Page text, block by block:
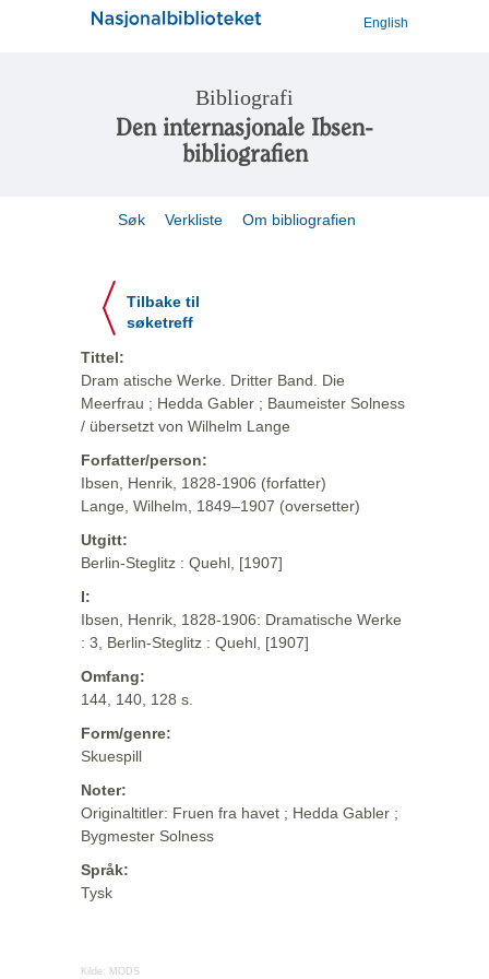
English
Bibliografi
Den internasjonale Ibsen-
bibliografien
Søk Verkliste Om bibliografien
Tilbake til
søketreff
Tittel:
Dram atische Werke. Dritter Band. Die
Meerfrau ; Hedda Gabler ; Baumeister Solness
/ übersetzt von Wilhelm Lange
Forfatter/person:
Ibsen, Henrik, 1828-1906 (forfatter)
Lange, Wilhelm, 1849–1907 (oversetter)
Utgitt:
Berlin-Steglitz : Quehl, [1907]
I:
Ibsen, Henrik, 1828-1906: Dramatische Werke
: 3, Berlin-Steglitz : Quehl, [1907]
Omfang:
144, 140, 128 s.
Form/genre:
Skuespill
Noter:
Originaltitler: Fruen fra havet ; Hedda Gabler ;
Bygmester Solness
Språk:
Tysk
Kilde: MODS